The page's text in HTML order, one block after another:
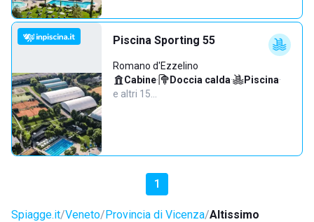
Piscina Sporting 55
Romano d'Ezzelino
Cabine· Doccia calda· Piscina·
e altri 15…
1
Spiagge.it Veneto Provincia di Vicenza Altissimo